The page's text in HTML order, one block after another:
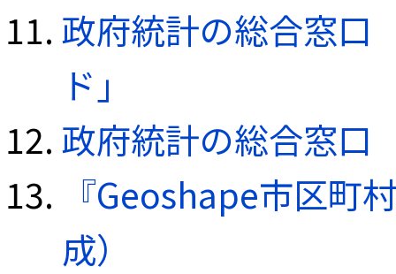
政府統計の総合窓口
ド」
政府統計の総合窓口
『Geoshape市区町
成）